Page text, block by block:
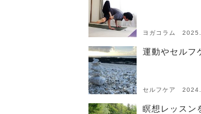
ヨガコラム
運動やセルフ
セルフケア
瞑想レッスン